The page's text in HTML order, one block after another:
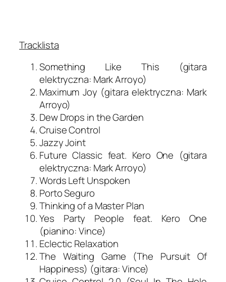
Tracklista
Something Like This (gitara
elektryczna: Mark Arroyo)
Maximum Joy (gitara elektryczna: Mark
Arroyo)
Dew Drops in the Garden
Cruise Control
Jazzy Joint
Future Classic feat. Kero One (gitara
elektryczna: Mark Arroyo)
Words Left Unspoken
Porto Seguro
Thinking of a Master Plan
Yes Party People feat. Kero One
(pianino: Vince)
Eclectic Relaxation
The Waiting Game (The Pursuit Of
Happiness) (gitara: Vince)